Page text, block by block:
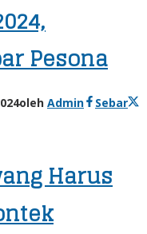
Pesona
oleh Admin
Sebar
Harus